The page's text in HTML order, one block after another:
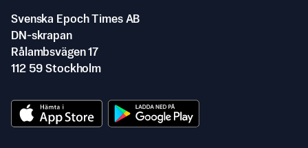
Svenska Epoch Times AB
DN-skrapan
Rålambsvägen 17
112 59 Stockholm